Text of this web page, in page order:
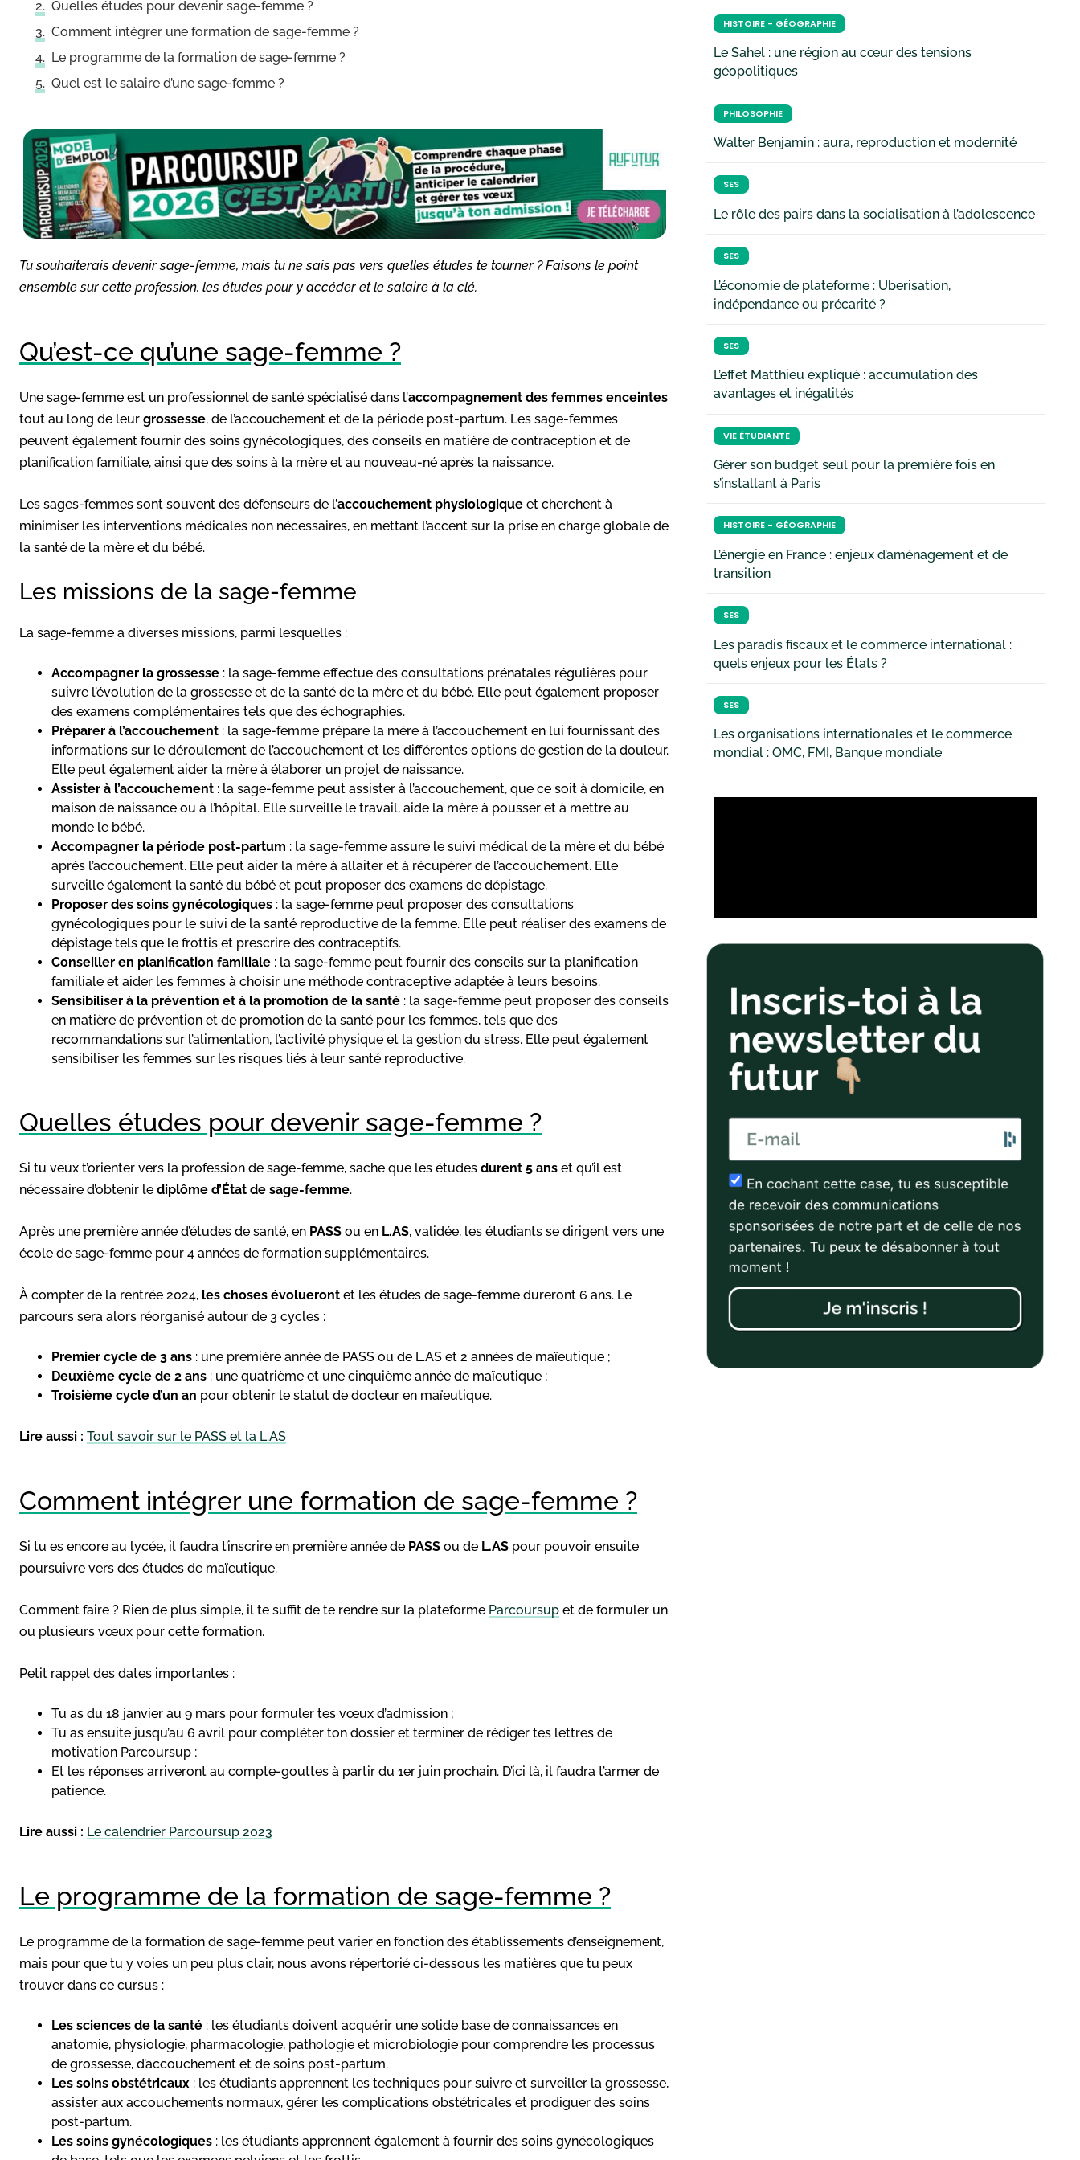
Quelles études pour devenir sage-femme ?
Comment intégrer une formation de sage-femme ?
Le programme de la formation de sage-femme ?
Quel est le salaire d’une sage-femme ?
Tu souhaiterais devenir sage-femme, mais tu ne sais pas vers quelles études te tourner ? Faisons le point
ensemble sur cette profession, les études pour y accéder et le salaire à la clé.
Qu’est-ce qu’une sage-femme ?
Une sage-femme est un professionnel de santé spécialisé dans l’accompagnement des femmes enceintes
tout au long de leur grossesse, de l’accouchement et de la période post-partum. Les sage-femmes
peuvent également fournir des soins gynécologiques, des conseils en matière de contraception et de
planification familiale, ainsi que des soins à la mère et au nouveau-né après la naissance.
Les sages-femmes sont souvent des défenseurs de l’accouchement physiologique et cherchent à
minimiser les interventions médicales non nécessaires, en mettant l’accent sur la prise en charge globale de
la santé de la mère et du bébé.
Les missions de la sage-femme
La sage-femme a diverses missions, parmi lesquelles :
Accompagner la grossesse : la sage-femme effectue des consultations prénatales régulières pour
suivre l’évolution de la grossesse et de la santé de la mère et du bébé. Elle peut également proposer
des examens complémentaires tels que des échographies.
Préparer à l’accouchement : la sage-femme prépare la mère à l’accouchement en lui fournissant des
informations sur le déroulement de l’accouchement et les différentes options de gestion de la douleur.
Elle peut également aider la mère à élaborer un projet de naissance.
Assister à l’accouchement : la sage-femme peut assister à l’accouchement, que ce soit à domicile, en
maison de naissance ou à l’hôpital. Elle surveille le travail, aide la mère à pousser et à mettre au
monde le bébé.
Accompagner la période post-partum : la sage-femme assure le suivi médical de la mère et du bébé
après l’accouchement. Elle peut aider la mère à allaiter et à récupérer de l’accouchement. Elle
surveille également la santé du bébé et peut proposer des examens de dépistage.
Proposer des soins gynécologiques : la sage-femme peut proposer des consultations
gynécologiques pour le suivi de la santé reproductive de la femme. Elle peut réaliser des examens de
dépistage tels que le frottis et prescrire des contraceptifs.
Conseiller en planification familiale : la sage-femme peut fournir des conseils sur la planification
familiale et aider les femmes à choisir une méthode contraceptive adaptée à leurs besoins.
Sensibiliser à la prévention et à la promotion de la santé : la sage-femme peut proposer des conseils
en matière de prévention et de promotion de la santé pour les femmes, tels que des
recommandations sur l’alimentation, l’activité physique et la gestion du stress. Elle peut également
sensibiliser les femmes sur les risques liés à leur santé reproductive.
Quelles études pour devenir sage-femme ?
Si tu veux t’orienter vers la profession de sage-femme, sache que les études durent 5 ans et qu’il est
nécessaire d’obtenir le diplôme d’État de sage-femme.
Après une première année d’études de santé, en PASS ou en L.AS, validée, les étudiants se dirigent vers une
école de sage-femme pour 4 années de formation supplémentaires.
À compter de la rentrée 2024, les choses évolueront et les études de sage-femme dureront 6 ans. Le
parcours sera alors réorganisé autour de 3 cycles :
Premier cycle de 3 ans : une première année de PASS ou de L.AS et 2 années de maïeutique ;
Deuxième cycle de 2 ans : une quatrième et une cinquième année de maïeutique ;
Troisième cycle d’un an pour obtenir le statut de docteur en maïeutique.
Lire aussi : Tout savoir sur le PASS et la L.AS
Comment intégrer une formation de sage-femme ?
Si tu es encore au lycée, il faudra t’inscrire en première année de PASS ou de L.AS pour pouvoir ensuite
poursuivre vers des études de maïeutique.
Comment faire ? Rien de plus simple, il te suffit de te rendre sur la plateforme Parcoursup et de formuler un
ou plusieurs vœux pour cette formation.
Petit rappel des dates importantes :
Tu as du 18 janvier au 9 mars pour formuler tes vœux d’admission ;
Tu as ensuite jusqu’au 6 avril pour compléter ton dossier et terminer de rédiger tes lettres de
motivation Parcoursup ;
Et les réponses arriveront au compte-gouttes à partir du 1er juin prochain. D’ici là, il faudra t’armer de
patience.
Lire aussi : Le calendrier Parcoursup 2023
Le programme de la formation de sage-femme ?
Le programme de la formation de sage-femme peut varier en fonction des établissements d’enseignement,
mais pour que tu y voies un peu plus clair, nous avons répertorié ci-dessous les matières que tu peux
trouver dans ce cursus :
Les sciences de la santé : les étudiants doivent acquérir une solide base de connaissances en
anatomie, physiologie, pharmacologie, pathologie et microbiologie pour comprendre les processus
de grossesse, d’accouchement et de soins post-partum.
Les soins obstétricaux : les étudiants apprennent les techniques pour suivre et surveiller la grossesse,
assister aux accouchements normaux, gérer les complications obstétricales et prodiguer des soins
post-partum.
Les soins gynécologiques : les étudiants apprennent également à fournir des soins gynécologiques
HISTOIRE - GÉOGRAPHIE
Le Sahel : une région au cœur des tensions
géopolitiques
PHILOSOPHIE
Walter Benjamin : aura, reproduction et modernité
SES
Le rôle des pairs dans la socialisation à l’adolescence
SES
L’économie de plateforme : Uberisation,
indépendance ou précarité ?
SES
L’effet Matthieu expliqué : accumulation des
avantages et inégalités
VIE ÉTUDIANTE
Gérer son budget seul pour la première fois en
s’installant à Paris
HISTOIRE - GÉOGRAPHIE
L’énergie en France : enjeux d’aménagement et de
transition
SES
Les paradis fiscaux et le commerce international :
quels enjeux pour les États ?
SES
Les organisations internationales et le commerce
mondial : OMC, FMI, Banque mondiale